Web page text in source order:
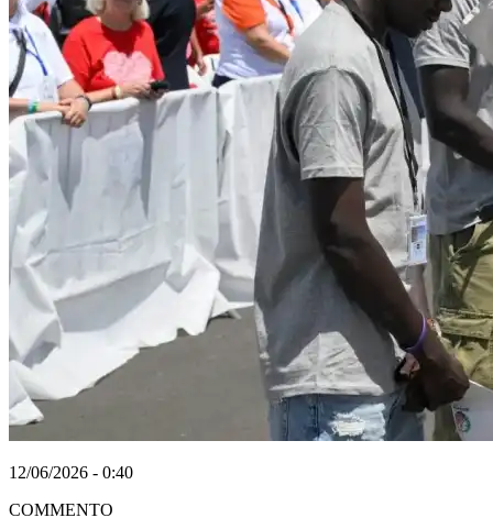
12/06/2026 - 0:40
COMMENTO